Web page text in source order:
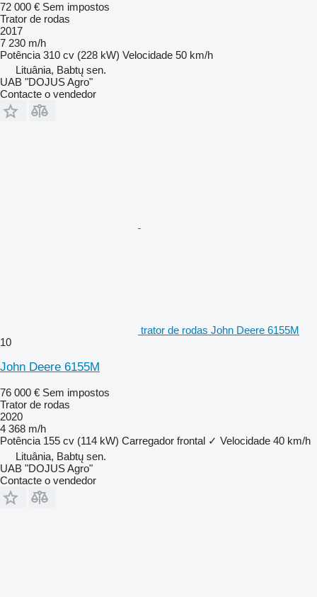
72 000 € Sem impostos
Trator de rodas
2017
7 230 m/h
Potência 310 cv (228 kW) Velocidade 50 km/h
Lituânia, Babtų sen.
UAB "DOJUS Agro"
Contacte o vendedor
trator de rodas John Deere 6155M
10
John Deere 6155M
76 000 € Sem impostos
Trator de rodas
2020
4 368 m/h
Potência 155 cv (114 kW) Carregador frontal ✓ Velocidade 40 km/h
Lituânia, Babtų sen.
UAB "DOJUS Agro"
Contacte o vendedor